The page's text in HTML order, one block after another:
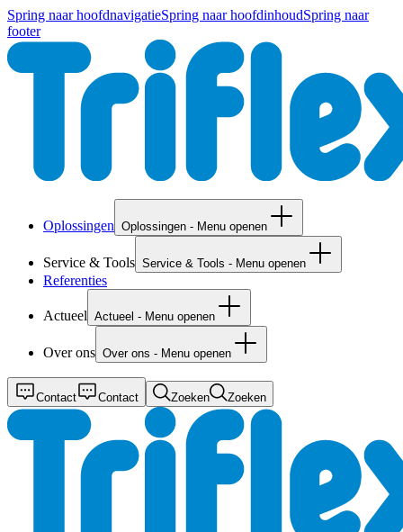
Spring naar hoofdnavigatieSpring naar hoofdinhoudSpring naar
footer
Oplossingen Oplossingen - Menu openen
Service & Tools Service & Tools - Menu openen
Referenties
Actueel Actueel - Menu openen
Over ons Over ons - Menu openen
Contact Contact Zoeken Zoeken